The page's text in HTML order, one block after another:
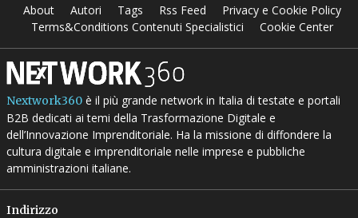
About Autori Tags Rss Feed
Privacy e Cookie Policy
Terms&Conditions Contenuti Specialistici
Cookie Center
Nextwork360è il più grande network in Italia di testate e portali
B2B dedicati ai temi della Trasformazione Digitale e
dell’Innovazione Imprenditoriale. Ha la missione di diffondere la
cultura digitale e imprenditoriale nelle imprese e pubbliche
amministrazioni italiane.
Indirizzo